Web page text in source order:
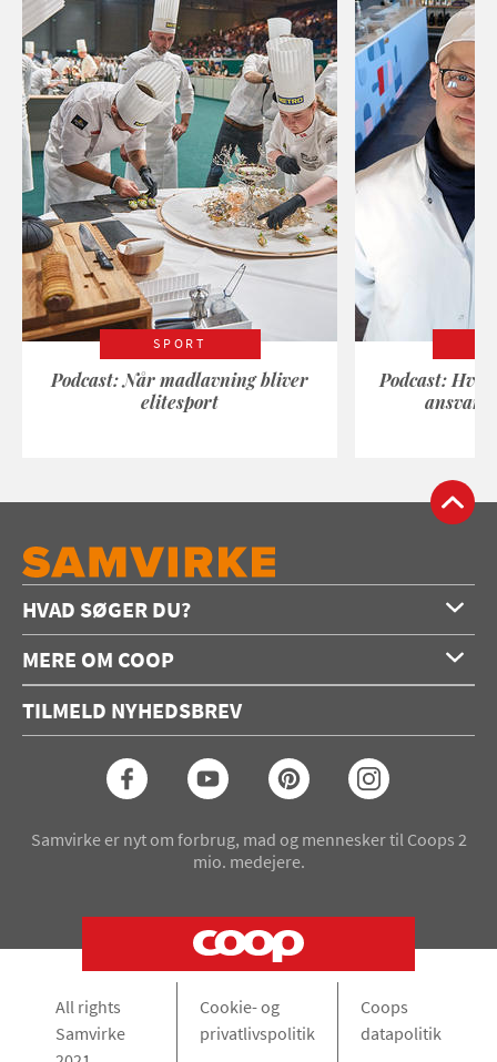
SPORT
Podcast: Når madlavning bliver
elitesport
Podcast:
HVAD SØGER DU?
Forside
Opskrifter
Konkurrencer
MERE OM COOP
Annoncering
Coop medlem
TILMELD NYHEDSBREV
Samvirke er nyt om forbrug, mad og mennesker til Coops 2
mio. medejere.
All rights
Samvirke
Cookie- og
privatlivspolitik
Coops
datapolitik